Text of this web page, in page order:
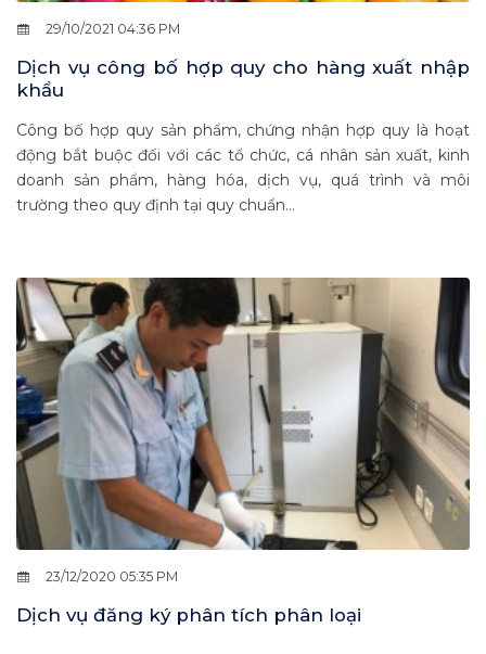
29/10/2021 04:36 PM
Dịch vụ công bố hợp quy cho hàng xuất nhập
khẩu
Công bố hợp quy sản phẩm, chứng nhận hợp quy là hoạt
động bắt buộc đối với các tổ chức, cá nhân sản xuất, kinh
doanh sản phẩm, hàng hóa, dịch vụ, quá trình và môi
trường theo quy định tại quy chuẩn...
23/12/2020 05:35 PM
Dịch vụ đăng ký phân tích phân loại